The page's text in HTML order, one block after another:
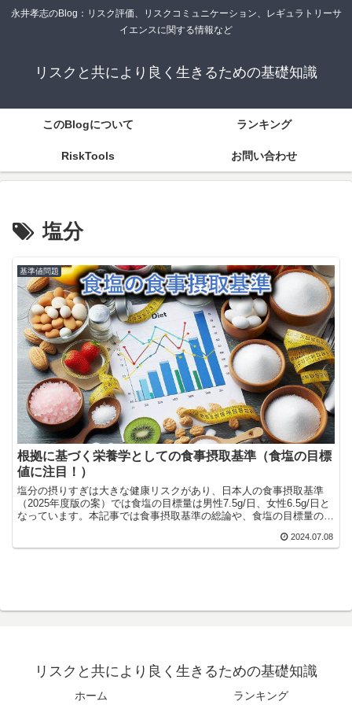
永井孝志のBlog：リスク評価、リスクコミュニケーション、レギュラトリーサ
イエンスに関する情報など
リスクと共により良く生きるための基礎知識
このBlogについて ランキング
RiskTools お問い合わせ
塩分
基準値問題
根拠に基づく栄養学としての食事摂取基準（食塩の目標
値に注目！）
塩分の摂りすぎは大きな健康リスクがあり、日本人の食事摂取基準
（2025年度版の案）では食塩の目標量は男性7.5g/日、女性6.5g/日と
なっています。本記事では食事摂取基準の総論や、食塩の目標量の根
2024.07.08
リスクと共により良く生きるための基礎知識
ホーム ランキング